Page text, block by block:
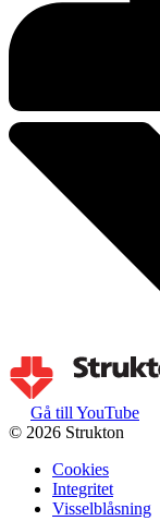
Gå till YouTube
© 2026 Strukton
Cookies
Integritet
Visselblåsning